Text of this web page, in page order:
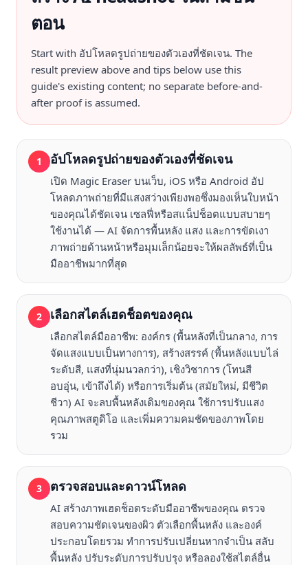
ตอน
Start with อัปโหลดรูปถ่ายของตัวเองที่ชัดเจน. The
result preview above and tips below use this
guide's existing content; no separate before-and-
after proof is assumed.
1 อัปโหลดรูปถ่ายของตัวเองที่ชัดเจน
เปิด Magic Eraser บนเว็บ, iOS หรือ Android อัป
โหลดภาพถ่ายที่มีแสงสว่างเพียงพอซึ่งมองเห็นใบหน้า
ของคุณได้ชัดเจน เซลฟี่หรือสแน็ปช็อตแบบสบายๆ
ใช้งานได้ — AI จัดการพื้นหลัง แสง และการขัดเงา
ภาพถ่ายด้านหน้าหรือมุมเล็กน้อยจะให้ผลลัพธ์ที่เป็น
มืออาชีพมากที่สุด
2 เลือกสไตล์เฮดช็อตของคุณ
เลือกสไตล์มืออาชีพ: องค์กร (พื้นหลังที่เป็นกลาง, การ
จัดแสงแบบเป็นทางการ), สร้างสรรค์ (พื้นหลังแบบไล่
ระดับสี, แสงที่นุ่มนวลกว่า), เชิงวิชาการ (โทนสี
อบอุ่น, เข้าถึงได้) หรือการเริ่มต้น (สมัยใหม่, มีชีวิต
ชีวา) AI จะลบพื้นหลังเดิมของคุณ ใช้การปรับแสง
คุณภาพสตูดิโอ และเพิ่มความคมชัดของภาพโดย
รวม
3 ตรวจสอบและดาวน์โหลด
AI สร้างภาพเฮดช็อตระดับมืออาชีพของคุณ ตรวจ
สอบความชัดเจนของผิว ตัวเลือกพื้นหลัง และองค์
ประกอบโดยรวม ทำการปรับเปลี่ยนหากจำเป็น สลับ
พื้นหลัง ปรับระดับการปรับปรุง หรือลองใช้สไตล์อื่น